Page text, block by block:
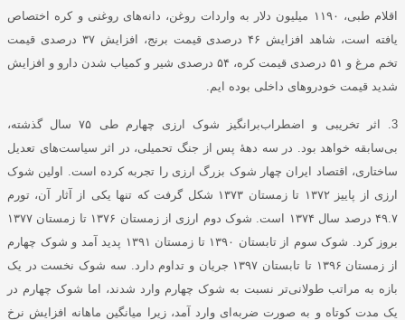
اقلام طبی، ۱۱۹۰ میلیون دلار به واردات روغن، دانه‌های روغنی و کره اختصاص
یافته است، شاهد افزایش ۴۶ درصدی قیمت برنج، افزایش ۳۷ درصدی قیمت
تخم مرغ و ۵۱ درصدی قیمت کره، ۵۴ درصدی شیر و کمیاب شدن دارو و افزایش
شدید قیمت خودرو‌های داخلی بوده ایم.
3. اثر تخریبی و اضطراب‌برانگیز شوک ارزی چهارم طی ۷۵ سال گذشته،
بی‌سابقه خواهد بود. در سه دهۀ پس از جنگ تحمیلی، در اثر سیاست‌های تعدیل
ساختاری، اقتصاد ایران چهار شوک بزرگ ارزی را تجربه کرده است. اولین شوک
ارزی از پاییز ۱۳۷۲ تا زمستان ۱۳۷۳ شکل گرفت که تنها یکی از آثار آن، تورم
۴۹.۷ درصد سال ۱۳۷۴ است. شوک دوم ارزی از زمستان ۱۳۷۶ تا زمستان ۱۳۷۷
بروز کرد. شوک سوم از تابستان ۱۳۹۰ تا زمستان ۱۳۹۱ پدید آمد و شوک چهارم
از زمستان ۱۳۹۶ تا تابستان ۱۳۹۷ جریان و تداوم دارد. سه شوک نخست در یک
بازه به مراتب طولانی‌تر نسبت به شوک چهارم وارد شدند، اما شوک چهارم در
یک مدت کوتاه و به صورت ضربه‌ای وارد آمد، زیرا میانگین ماهانه افزایش نرخ